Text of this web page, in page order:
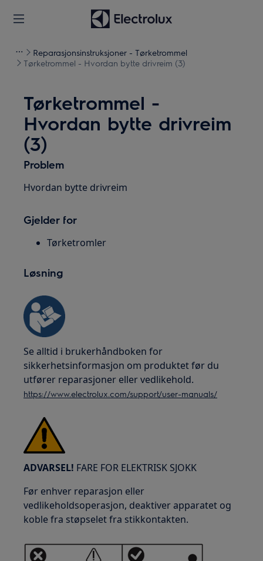
Reparasjonsinstruksjoner - Tørketrommel
Tørketrommel - Hvordan bytte drivreim (3)
Tørketrommel -
Hvordan bytte drivreim
(3)
Problem
Hvordan bytte drivreim
Gjelder for
Tørketromler
Løsning
Se alltid i brukerhåndboken for
sikkerhetsinformasjon om produktet før du
utfører reparasjoner eller vedlikehold.
https://www.electrolux.com/support/user-manuals/
ADVARSEL! FARE FOR ELEKTRISK SJOKK
Før enhver reparasjon eller
vedlikeholdsoperasjon, deaktiver apparatet og
koble fra støpselet fra stikkontakten.